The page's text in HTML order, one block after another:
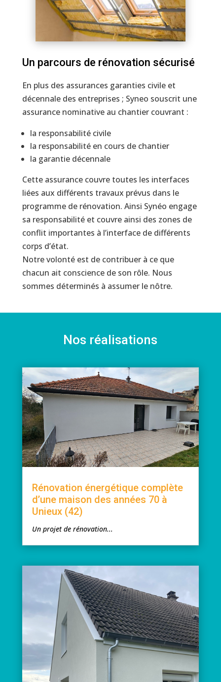
Un parcours de rénovation sécurisé
En plus des assurances garanties civile et
décennale des entreprises ; Syneo souscrit une
assurance nominative au chantier couvrant :
la responsabilité civile
la responsabilité en cours de chantier
la garantie décennale
Cette assurance couvre toutes les interfaces
liées aux différents travaux prévus dans le
programme de rénovation. Ainsi Synéo engage
sa responsabilité et couvre ainsi des zones de
conflit importantes à l’interface de différents
corps d’état.
Notre volonté est de contribuer à ce que
chacun ait conscience de son rôle. Nous
sommes déterminés à assumer le nôtre.
Nos réalisations
Rénovation énergétique complète
d’une maison des années 70 à
Unieux (42)
Un projet de rénovation...